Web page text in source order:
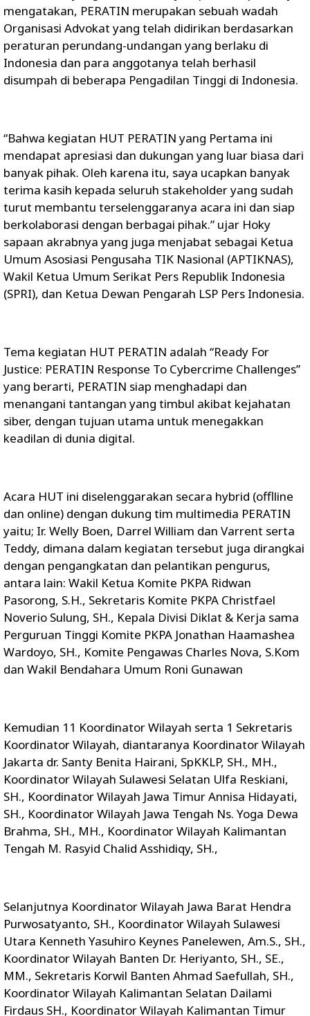
mengatakan, PERATIN merupakan sebuah wadah
Organisasi Advokat yang telah didirikan berdasarkan
peraturan perundang-undangan yang berlaku di
Indonesia dan para anggotanya telah berhasil
disumpah di beberapa Pengadilan Tinggi di Indonesia.
“Bahwa kegiatan HUT PERATIN yang Pertama ini
mendapat apresiasi dan dukungan yang luar biasa dari
banyak pihak. Oleh karena itu, saya ucapkan banyak
terima kasih kepada seluruh stakeholder yang sudah
turut membantu terselenggaranya acara ini dan siap
berkolaborasi dengan berbagai pihak.” ujar Hoky
sapaan akrabnya yang juga menjabat sebagai Ketua
Umum Asosiasi Pengusaha TIK Nasional (APTIKNAS),
Wakil Ketua Umum Serikat Pers Republik Indonesia
(SPRI), dan Ketua Dewan Pengarah LSP Pers Indonesia.
Tema kegiatan HUT PERATIN adalah “Ready For
Justice: PERATIN Response To Cybercrime Challenges”
yang berarti, PERATIN siap menghadapi dan
menangani tantangan yang timbul akibat kejahatan
siber, dengan tujuan utama untuk menegakkan
keadilan di dunia digital.
Acara HUT ini diselenggarakan secara hybrid (offlline
dan online) dengan dukung tim multimedia PERATIN
yaitu; Ir. Welly Boen, Darrel William dan Varrent serta
Teddy, dimana dalam kegiatan tersebut juga dirangkai
dengan pengangkatan dan pelantikan pengurus,
antara lain: Wakil Ketua Komite PKPA Ridwan
Pasorong, S.H., Sekretaris Komite PKPA Christfael
Noverio Sulung, SH., Kepala Divisi Diklat & Kerja sama
Perguruan Tinggi Komite PKPA Jonathan Haamashea
Wardoyo, SH., Komite Pengawas Charles Nova, S.Kom
dan Wakil Bendahara Umum Roni Gunawan
Kemudian 11 Koordinator Wilayah serta 1 Sekretaris
Koordinator Wilayah, diantaranya Koordinator Wilayah
Jakarta dr. Santy Benita Hairani, SpKKLP, SH., MH.,
Koordinator Wilayah Sulawesi Selatan Ulfa Reskiani,
SH., Koordinator Wilayah Jawa Timur Annisa Hidayati,
SH., Koordinator Wilayah Jawa Tengah Ns. Yoga Dewa
Brahma, SH., MH., Koordinator Wilayah Kalimantan
Tengah M. Rasyid Chalid Asshidiqy, SH.,
Selanjutnya Koordinator Wilayah Jawa Barat Hendra
Purwosatyanto, SH., Koordinator Wilayah Sulawesi
Utara Kenneth Yasuhiro Keynes Panelewen, Am.S., SH.,
Koordinator Wilayah Banten Dr. Heriyanto, SH., SE.,
MM., Sekretaris Korwil Banten Ahmad Saefullah, SH.,
Koordinator Wilayah Kalimantan Selatan Dailami
Firdaus SH., Koordinator Wilayah Kalimantan Timur